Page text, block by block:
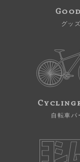
グッズ
自転車パ